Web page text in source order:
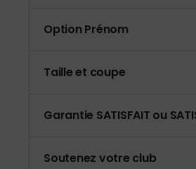
Option Prénom
Taille et coupe
Garantie SATISFAIT ou
Soutenez votre club